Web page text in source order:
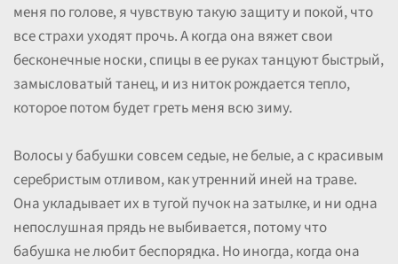
меня по голове, я чувствую такую защиту и покой, что
все страхи уходят прочь. А когда она вяжет свои
бесконечные носки, спицы в ее руках танцуют быстрый,
замысловатый танец, и из ниток рождается тепло,
которое потом будет греть меня всю зиму.
Волосы у бабушки совсем седые, не белые, а с красивым
серебристым отливом, как утренний иней на траве.
Она укладывает их в тугой пучок на затылке, и ни одна
непослушная прядь не выбивается, потому что
бабушка не любит беспорядка. Но иногда, когда она